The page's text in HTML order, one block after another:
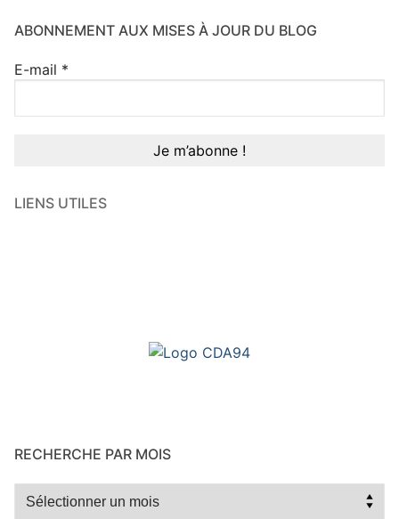
ABONNEMENT AUX MISES À JOUR DU BLOG
E-mail *
LIENS UTILES
RECHERCHE PAR MOIS
Recherche